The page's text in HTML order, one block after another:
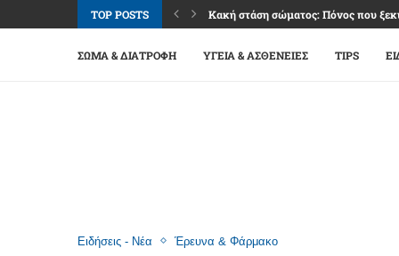
TOP POSTS
Κακή στάση σώματος: Πόνος που
ΣΏΜΑ & ΔΙΑΤΡΟΦΉ
ΥΓΕΊΑ & ΑΣΘΈΝΕΙΕΣ TIPS
Ειδήσεις - Νέα Έρευνα & Φάρμακο